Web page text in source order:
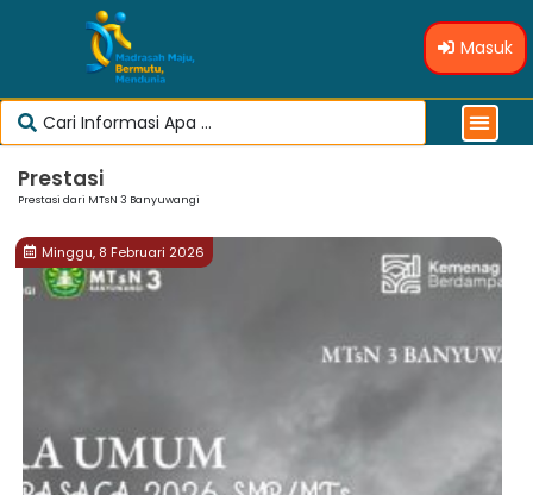
Masuk
Prestasi
Prestasi dari MTsN 3 Banyuwangi
Minggu, 8 Februari 2026